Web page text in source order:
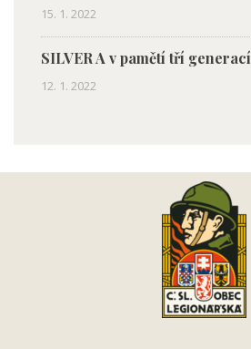
15. 1. 2022
SILVER A v pamětí tří generací
12. 1. 2022